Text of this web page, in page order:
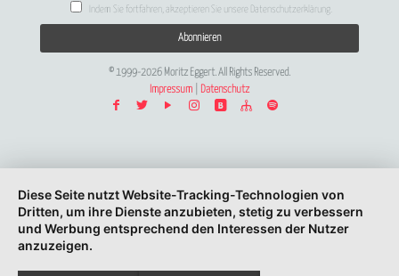
Indem Sie fortfahren, akzeptieren Sie unsere Datenschutzerklärung.
© 1999-2026 Moritz Eggert. All Rights Reserved.
Impressum
Datenschutz
Diese Seite nutzt Website-Tracking-Technologien von
Dritten, um ihre Dienste anzubieten, stetig zu verbessern
und Werbung entsprechend den Interessen der Nutzer
anzuzeigen.